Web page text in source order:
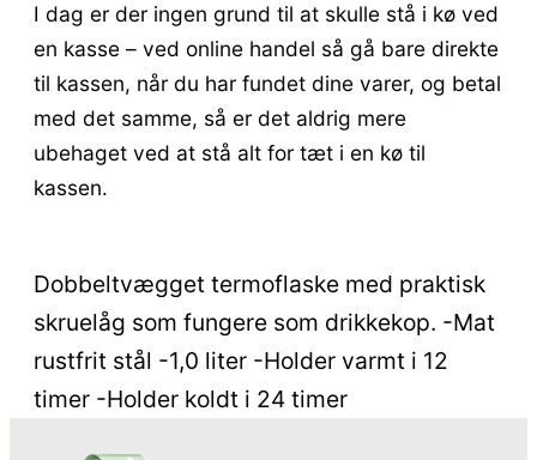
I dag er der ingen grund til at skulle stå i kø ved
en kasse – ved online handel så gå bare direkte
til kassen, når du har fundet dine varer, og betal
med det samme, så er det aldrig mere
ubehaget ved at stå alt for tæt i en kø til
kassen.
Dobbeltvægget termoflaske med praktisk
skruelåg som fungere som drikkekop. -Mat
rustfrit stål -1,0 liter -Holder varmt i 12
timer -Holder koldt i 24 timer